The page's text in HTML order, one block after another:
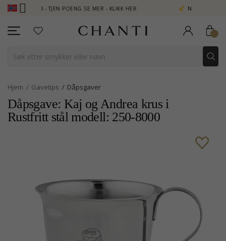
- TJEN POENG SE MER - KLIKK HER NEW COLLECTION |
Hjem Gavetips Dåpsgaver
Dåpsgave: Kaj og Andrea krus i
Rustfritt stål modell: 250-8000